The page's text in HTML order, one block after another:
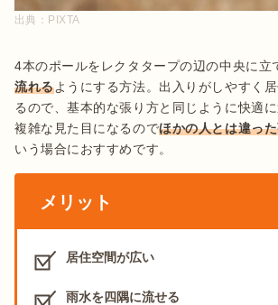
出典： PIXTA
4本のポールをレクタタープの辺の中央に立
流れるようにする方法。出入りがしやすく
るので、基本的な張り方と同じように快適
複雑な見た目になるのでほかの人とは違っ
いう場合におすすめです。
メリット
居住空間が広い
雨水を四隅に流せる